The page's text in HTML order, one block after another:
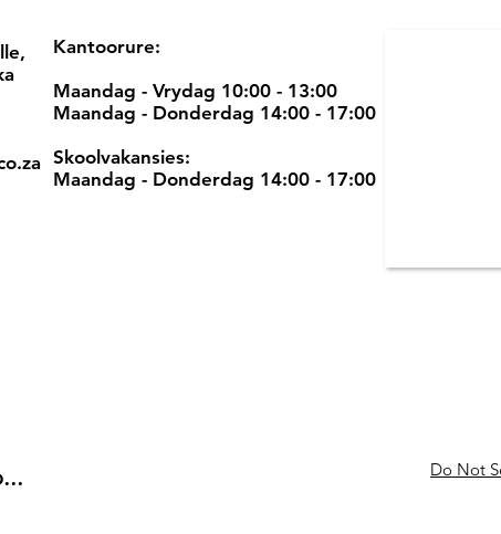
Kantoorure:
Maandag - Vrydag 10:00 - 13:00
Maandag - Donderdag 14:00 - 17:00
Skoolvakansies:
Maandag - Donderdag 14:00 - 17:00
Do Not